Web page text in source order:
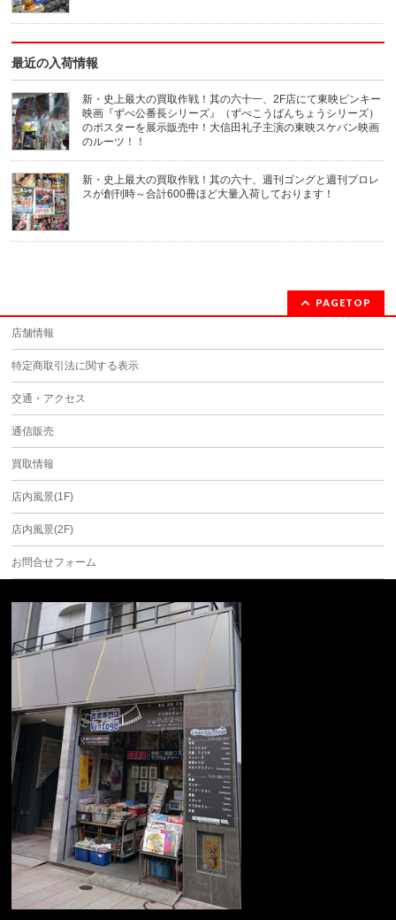
最近の入荷情報
新・史上最大の買取作戦！其の六十一、2F店にて東映ピンキー
映画『ずべ公番長シリーズ』（ずべこうばんちょうシリーズ）
のポスターを展示販売中！大信田礼子主演の東映スケバン映画
のルーツ！！
新・史上最大の買取作戦！其の六十、週刊ゴングと週刊プロレ
スが創刊時～合計600冊ほど大量入荷しております！
PAGETOP
店舗情報
特定商取引法に関する表示
交通・アクセス
通信販売
買取情報
店内風景(1F)
店内風景(2F)
お問合せフォーム